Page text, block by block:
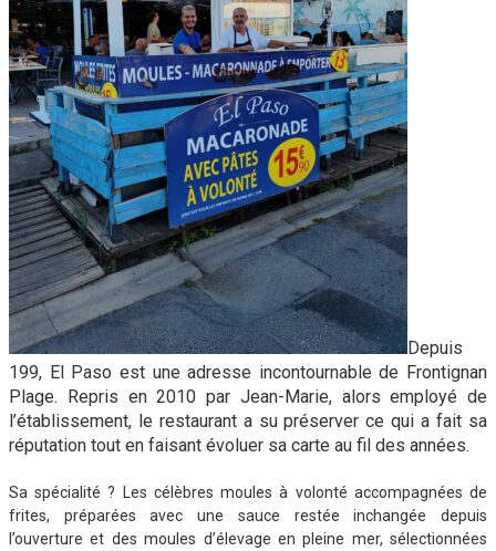
Depuis
199, El Paso est une adresse incontournable de Frontignan
Plage. Repris en 2010 par Jean-Marie, alors employé de
l’établissement, le restaurant a su préserver ce qui a fait sa
réputation tout en faisant évoluer sa carte au fil des années.
Sa spécialité ? Les célèbres moules à volonté accompagnées de
frites, préparées avec une sauce restée inchangée depuis
l’ouverture et des moules d’élevage en pleine mer, sélectionnées